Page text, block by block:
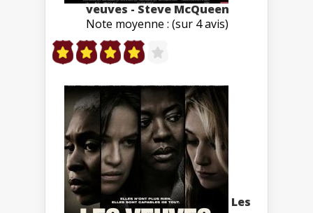
veuves - Steve McQueen
Note moyenne : (sur 4 avis)
Les